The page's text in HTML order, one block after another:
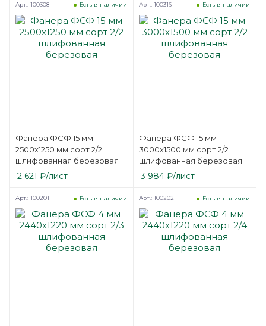
Фанера ФСФ 15 мм
2500х1250 мм сорт 2/2
шлифованная березовая
Есть в наличии
Арт.: 100308
2 621 ₽/лист
Фанера ФСФ 15 мм
3000х1500 мм сорт 2/2
шлифованная березовая
Есть в наличии
Арт.: 100316
3 984₽/лист
Есть в наличии
Арт.: 100201 Есть в наличии
Арт.: 100202